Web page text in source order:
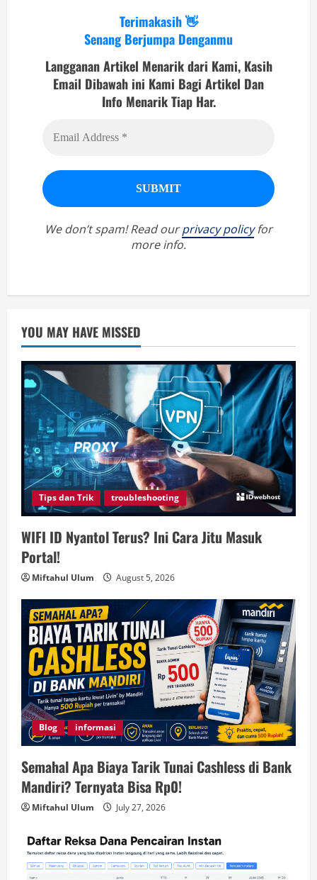
Terimakasih 👋
Senang Berjumpa Denganmu
Langganan Artikel Menarik dari Kami, Kasih
Email Dibawah ini Kami Bagi Artikel Dan
Info Menarik Tiap Har.
We don’t spam! Read ourprivacy policyfor
more info.
YOU MAY HAVE MISSED
Tips dan Trik troubleshooting
WIFI ID Nyantol Terus? Ini Cara Jitu Masuk
Portal!
Miftahul Ulum August 5, 2026
Blog informasi
Semahal Apa Biaya Tarik Tunai Cashless di Bank
Mandiri? Ternyata Bisa Rp0!
Miftahul Ulum July 27, 2026